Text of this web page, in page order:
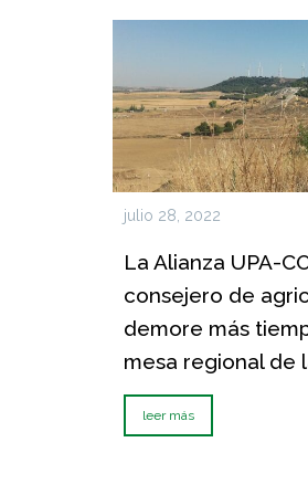
julio 28, 2022
La Alianza UPA-
consejero de
demore más
mesa regional de
leer más